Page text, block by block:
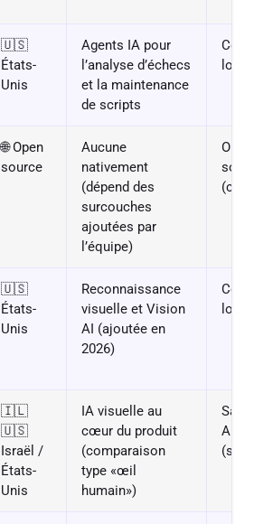
🇺🇸
États-
Unis
Agents IA pour
l’analyse d’échecs
et la maintenance
de scripts
low-
🌐 Open
source
Aucune
nativement
(dépend des
surcouches
ajoutées par
l’équipe)
Open
🇺🇸
États-
Unis
Reconnaissance
visuelle et Vision
AI (ajoutée en
2026)
low-
🇮🇱
🇺🇸
Israël /
États-
Unis
IA visuelle au
cœur du produit
(comparaison
type «œil
humain»)
AI